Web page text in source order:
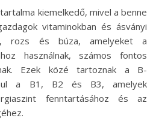
kiemelkedő, mivel a benne
vitaminokban és ásványi
rozs és búza, amelyeket a
használnak, számos fontos
Ezek közé tartoznak a B-
a B1, B2 és B3, amelyek
fenntartásához és az